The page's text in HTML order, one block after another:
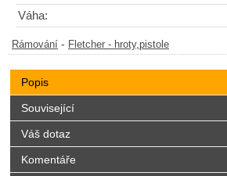
Váha:
Rámování - Fletcher - hroty,pistole
Popis
Související
Váš dotaz
Komentáře